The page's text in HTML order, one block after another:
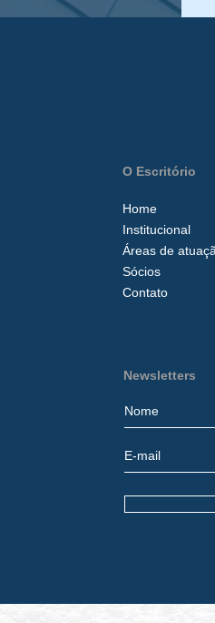
O Escritório
Home
Institucional
Áreas de
Sócios
Contato
Newsletters